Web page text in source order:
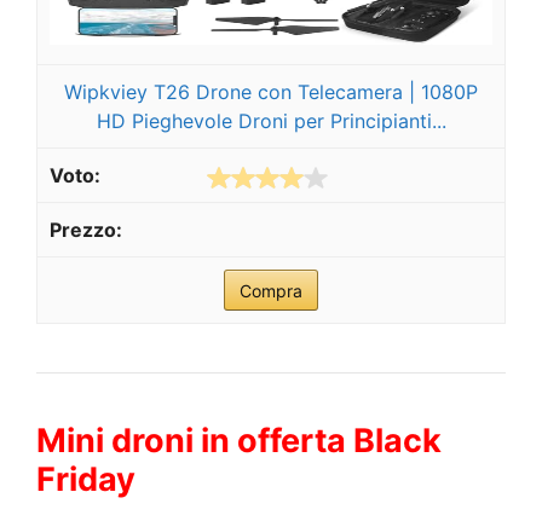
Wipkviey T26 Drone con Telecamera | 1080P
HD Pieghevole Droni per Principianti...
Compra
Mini droni in offerta Black
Friday